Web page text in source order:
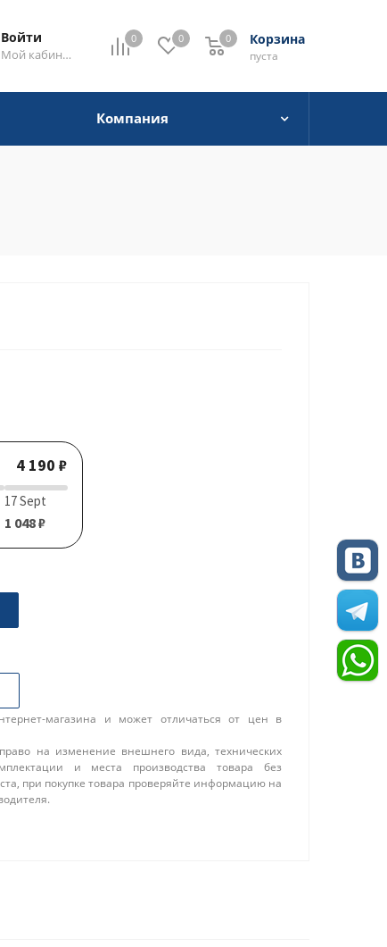
0 0 Корзина
0
пуста
0
Войти
Мой кабинет
Компания
4 190 ₽
17 Sept
1 048 ₽
магазина и может отличаться от цен в
на изменение внешнего вида, технических
и места производства товара без
при покупке товара проверяйте информацию на